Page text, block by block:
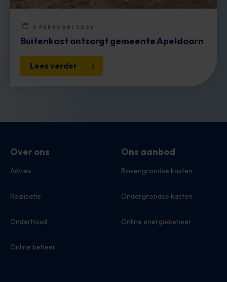
Buitenkast ontzorgt gemeente Apeldoorn
5 FEBRUARI 2026
Lees verder
Over ons
Advies
Realisatie
Onderhoud
Online beheer
Ons aanbod
Bovengrondse kasten
Ondergrondse kasten
Online energiebeheer